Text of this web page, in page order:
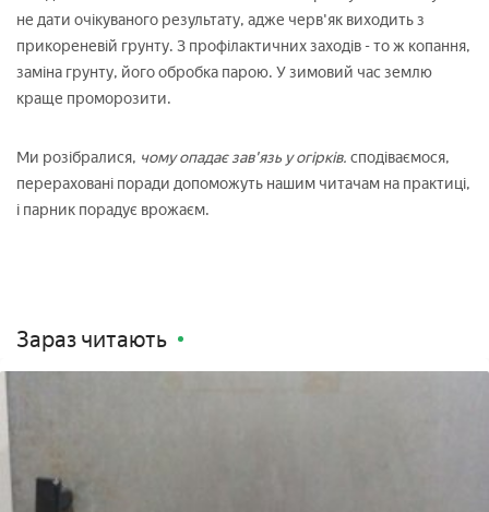
не дати очікуваного результату, адже черв'як виходить з
прикореневій грунту. З профілактичних заходів - то ж копання,
заміна грунту, його обробка парою. У зимовий час землю
краще проморозити.
Ми розібралися, чому опадає зав'язь у огірків. сподіваємося,
перераховані поради допоможуть нашим читачам на практиці,
і парник порадує врожаєм.
Зараз читають